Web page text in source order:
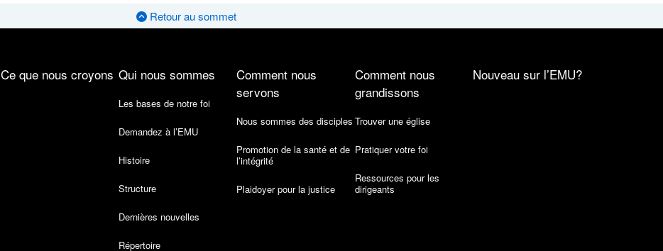
Retour au sommet
Ce que nous croyons Qui nous sommes
Les bases de notre foi
Demandez à l’EMU
Histoire
Structure
Dernières nouvelles
Répertoire
Comment nous
servons
Nous sommes des disciples
Promotion de la santé et de
l’intégrité
Plaidoyer pour la justice
Comment nous
grandissons
Trouver une église
Pratiquer votre foi
Ressources pour les
dirigeants
Nouveau sur l’EMU?